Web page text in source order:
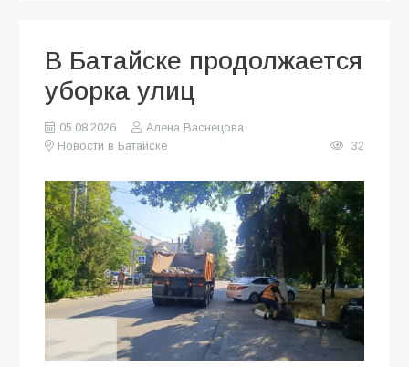
В Батайске продолжается
уборка улиц
05.08.2026
Алена Васнецова
Новости в Батайске
32